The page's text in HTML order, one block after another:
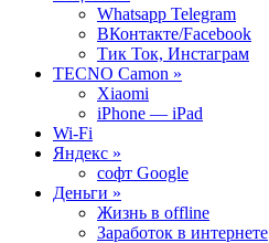
Whatsapp Telegram
ВКонтакте/Facebook
Тик Ток, Инстаграм
TECNO Camon »
Xiaomi
iPhone — iPad
Wi-Fi
Яндекс »
софт Google
Деньги »
Жизнь в offline
Заработок в интернете